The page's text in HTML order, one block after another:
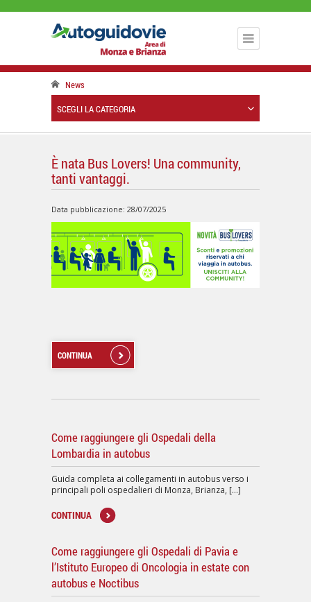
News
SCEGLI LA CATEGORIA
È nata Bus Lovers! Una community,
tanti vantaggi.
Data pubblicazione: 28/07/2025
CONTINUA
Come raggiungere gli Ospedali della
Lombardia in autobus
Guida completa ai collegamenti in autobus verso i
principali poli ospedalieri di Monza, Brianza, [...]
CONTINUA
Come raggiungere gli Ospedali di Pavia e
l’Istituto Europeo di Oncologia in estate con
autobus e Noctibus